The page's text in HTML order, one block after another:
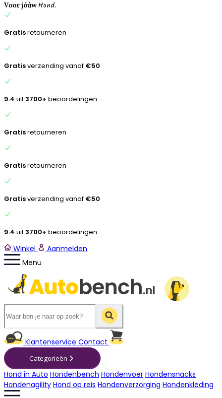
Voor jóúwHond.
Gratisretourneren
Gratisverzending vanaf €50
9.4 uit3700+ beoordelingen
Gratisretourneren
Gratisretourneren
Gratisverzending vanaf €50
9.4 uit3700+ beoordelingen
Winkel
Aanmelden
Menu
Klantenservice Contact
Categorieën
Hond in Auto Hondenbench Hondenvoer Hondensnacks
Hondenagility Hond op reis Hondenverzorging Hondenkleding